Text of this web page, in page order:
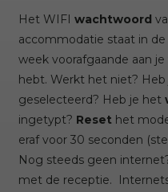
Het WIFIwachtwoord
accommodatie staat in de
week voorafgaande aan
hebt. Werkt het niet?
geselecteerd? Heb je het
ingetypt? Reset het
eraf voor 30 seconden
Nog steeds geen
met de receptie.